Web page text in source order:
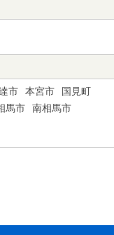
市 本宮市
国見町
馬市
南相馬市